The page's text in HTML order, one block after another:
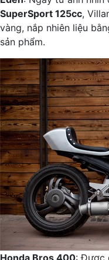
SuperSport 125cc,
vàng, nắp nhiên liệu
sản phẩm.
Honda Bros 400: Ðược